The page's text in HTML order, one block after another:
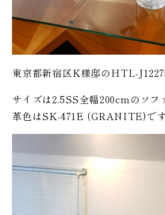
東京都新宿区K様邸のHTL-
サイズは2.5SS全幅200cmのソフ
革色はSK-471E (GRANITE)です